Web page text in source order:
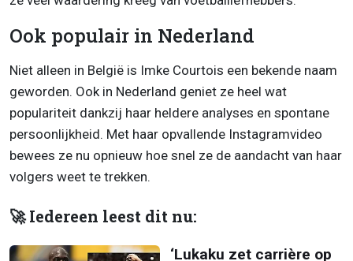
Ook populair in Nederland
Niet alleen in België is Imke Courtois een bekende naam
geworden. Ook in Nederland geniet ze heel wat
populariteit dankzij haar heldere analyses en spontane
persoonlijkheid. Met haar opvallende Instagramvideo
bewees ze nu opnieuw hoe snel ze de aandacht van haar
volgers weet te trekken.
🚀 Iedereen leest dit nu:
‘Lukaku zet carrière op